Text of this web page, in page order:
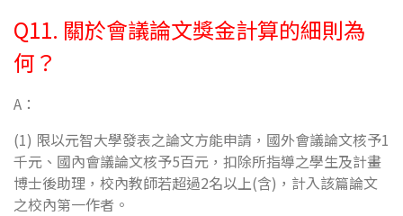
Q11. 關於會議論文獎金計算的細則為
何？
A：
(1) 限以元智大學發表之論文方能申請，國外會議論文核予1
千元、國內會議論文核予5百元，扣除所指導之學生及計畫
博士後助理，校內教師若超過2名以上(含)，計入該篇論文
之校內第一作者。